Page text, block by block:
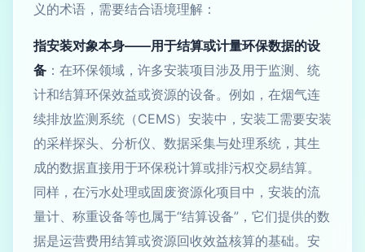
义的术语，需要结合语境理解：
指安装对象本身——用于结算或计量环保数据的设
备 ：在环保领域，许多安装项目涉及用于监测、统
计和结算环保效益或资源的设备。例如，在烟气连
续排放监测系统（CEMS）安装中，安装工需要安装
的采样探头、分析仪、数据采集与处理系统，其生
成的数据直接用于环保税计算或排污权交易结算。
同样，在污水处理或固废资源化项目中，安装的流
量计、称重设备等也属于“结算设备”，它们提供的数
据是运营费用结算或资源回收效益核算的基础。安